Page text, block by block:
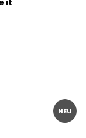
it
NEU